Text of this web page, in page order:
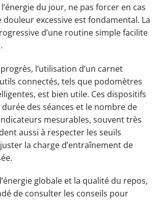
du jour, ne pas forcer en cas
douleur excessive est fondamental. La
d’une routine simple facilite
l’utilisation d’un carnet
connectés, tels que podomètres
est bien utile. Ces dispositifs
des séances et le nombre de
mesurables, souvent très
aussi à respecter les seuils
la charge d’entraînement de
globale et la qualité du repos,
de consulter les conseils pour